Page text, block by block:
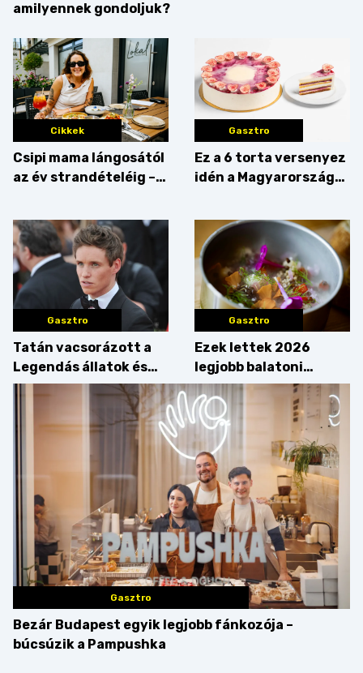
amilyennek gondoljuk?
Cikkek
Csipi mama lángosától
az év strandételéig –
Balaton déli partját
Gasztro
Ez a 6 torta versenyez
idén a Magyarország
Gasztro
Tatán vacsorázott a
Legendás állatok és
megfigyelésük sztárja!
Gasztro
Ezek lettek 2026
legjobb balatoni
strandételei –
végigkóstoltuk a
győzteseket
Gasztro
Bezár Budapest egyik legjobb fánkozója –
búcsúzik a Pampushka